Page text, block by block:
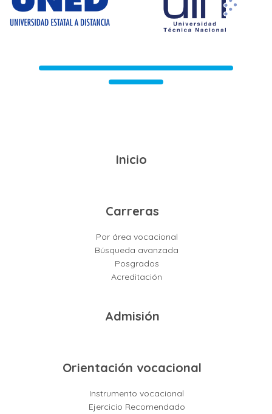
Inicio
Carreras
Por área vocacional
Búsqueda avanzada
Posgrados
Acreditación
Admisión
Orientación vocacional
Instrumento vocacional
Ejercicio Recomendado